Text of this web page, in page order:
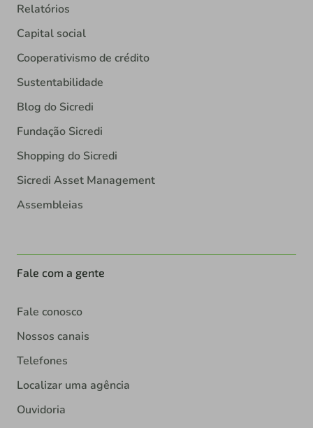
Relatórios
Capital social
Cooperativismo de crédito
Sustentabilidade
Blog do Sicredi
Fundação Sicredi
Shopping do Sicredi
Sicredi Asset Management
Assembleias
Fale com a gente
Fale conosco
Nossos canais
Telefones
Localizar uma agência
Ouvidoria